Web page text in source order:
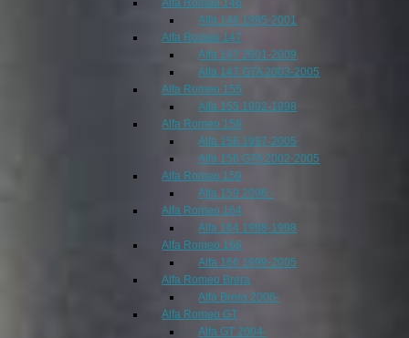
Alfa 146 1995-2001
Alfa Romeo 147
Alfa 147 2001-2009
Alfa 147 GTA 2003-2005
Alfa Romeo 155
Alfa 155 1992-1998
Alfa Romeo 156
Alfa 156 1997-2005
Alfa 156 GTA 2002-2005
Alfa Romeo 159
Alfa 159 2006 -
Alfa Romeo 164
Alfa 164 1988-1998
Alfa Romeo 166
Alfa 166 1999-2005
Alfa Romeo Brera
Alfa Brera 2006-
Alfa Romeo GT
Alfa GT 2004-